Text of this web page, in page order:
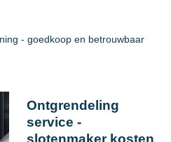
- goedkoop en betrouwbaar
Ontgrendeling
service -
slotenmaker kosten